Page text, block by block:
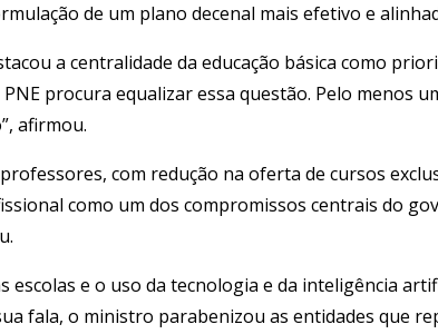
de um plano decenal mais efetivo e
a centralidade da educação básica como
procura equalizar essa questão. Pelo menos
afirmou.
com redução na oferta de cursos
como um dos compromissos centrais do
e o uso da tecnologia e da inteligência
fala, o ministro parabenizou as entidades que